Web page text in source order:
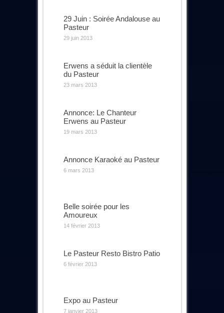
29 Juin : Soirée Andalouse au
Pasteur
29 juin 2013
Erwens a séduit la clientèle
du Pasteur
23 mars 2013
Annonce: Le Chanteur
Erwens au Pasteur
19 mars 2013
Annonce Karaoké au Pasteur
6 mars 2013
Belle soirée pour les
Amoureux
14 février 2013
Le Pasteur Resto Bistro Patio
6 février 2013
Expo au Pasteur
7 janvier 2013